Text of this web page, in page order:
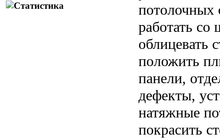
потолочных
работать со
облицевать
положить
панели,
дефекты,
натяжные
покрасить